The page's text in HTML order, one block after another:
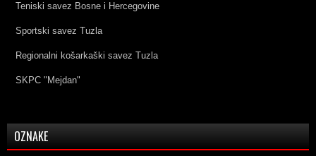
Teniski savez Bosne i Hercegovine
Sportski savez Tuzla
Regionalni košarkaški savez Tuzla
SKPC "Mejdan"
OZNAKE